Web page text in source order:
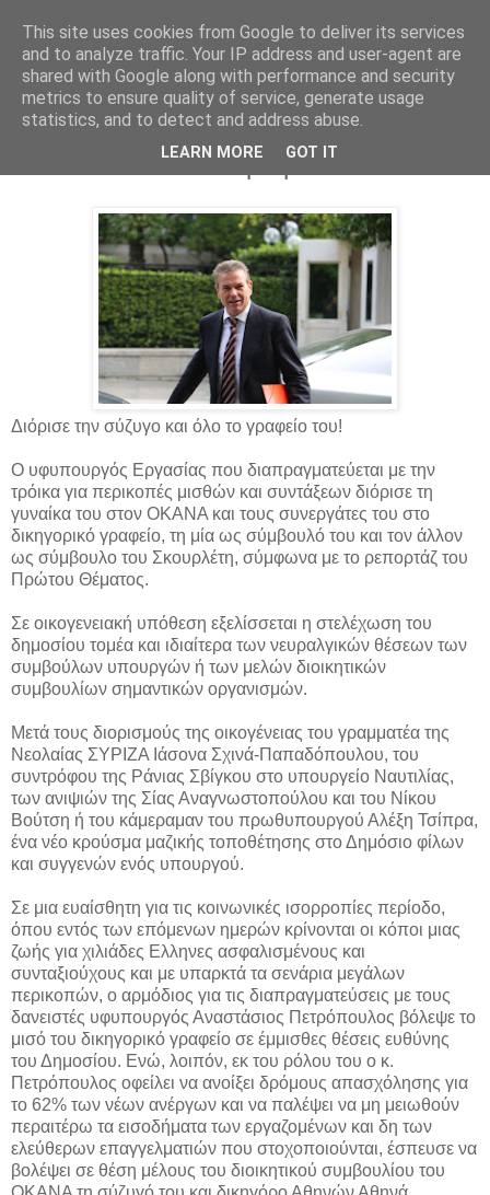
Parakato.gr
ΑΝΑΣΤΑΣΙΟΣ ΠΕΤΡΟΠΟΥΛΟΣ - Ο
Jackie Chan των διορισμών!
Διόρισε την σύζυγο και όλο το γραφείο του!
Ο υφυπουργός Εργασίας που διαπραγματεύεται με την
τρόικα για περικοπές μισθών και συντάξεων διόρισε τη
γυναίκα του στον ΟΚΑΝΑ και τους συνεργάτες του στο
δικηγορικό γραφείο, τη μία ως σύμβουλό του και τον άλλον
ως σύμβουλο του Σκουρλέτη, σύμφωνα με το ρεπορτάζ του
Πρώτου Θέματος.
Σε οικογενειακή υπόθεση εξελίσσεται η στελέχωση του
δημοσίου τομέα και ιδιαίτερα των νευραλγικών θέσεων των
συμβούλων υπουργών ή των μελών διοικητικών
συμβουλίων σημαντικών οργανισμών.
Μετά τους διορισμούς της οικογένειας του γραμματέα της
Νεολαίας ΣΥΡΙΖΑ Ιάσονα Σχινά-Παπαδόπουλου, του
συντρόφου της Ράνιας Σβίγκου στο υπουργείο Ναυτιλίας,
των ανιψιών της Σίας Αναγνωστοπούλου και του Νίκου
Βούτση ή του κάμεραμαν του πρωθυπουργού Αλέξη Τσίπρα,
ένα νέο κρούσμα μαζικής τοποθέτησης στο Δημόσιο φίλων
και συγγενών ενός υπουργού.
Σε μια ευαίσθητη για τις κοινωνικές ισορροπίες περίοδο,
όπου εντός των επόμενων ημερών κρίνονται οι κόποι μιας
ζωής για χιλιάδες Ελληνες ασφαλισμένους και
συνταξιούχους και με υπαρκτά τα σενάρια μεγάλων
περικοπών, ο αρμόδιος για τις διαπραγματεύσεις με τους
δανειστές υφυπουργός Αναστάσιος Πετρόπουλος βόλεψε το
μισό του δικηγορικό γραφείο σε έμμισθες θέσεις ευθύνης
του Δημοσίου. Ενώ, λοιπόν, εκ του ρόλου του ο κ.
Πετρόπουλος οφείλει να ανοίξει δρόμους απασχόλησης για
το 62% των νέων ανέργων και να παλέψει να μη μειωθούν
περαιτέρω τα εισοδήματα των εργαζομένων και δη των
ελεύθερων επαγγελματιών που στοχοποιούνται, έσπευσε να
βολέψει σε θέση μέλους του διοικητικού συμβουλίου του
This site uses cookies from Google to deliver its services
and to analyze traffic. Your IP address and user-agent are
shared with Google along with performance and security
metrics to ensure quality of service, generate usage
statistics, and to detect and address abuse.
LEARN MORE GOT IT